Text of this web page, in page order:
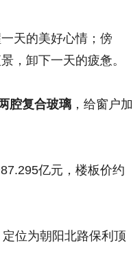
天的美好心情；傍
，卸下一天的疲惫。
腔复合玻璃 ，给窗户加
亿元，楼板价约
位为朝阳北路保利顶